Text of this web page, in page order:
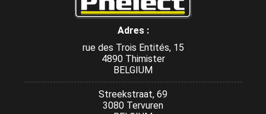
Adres :
rue des Trois Entités, 15
4890 Thimister
BELGIUM
Streekstraat, 69
3080 Tervuren